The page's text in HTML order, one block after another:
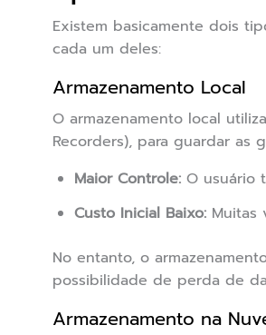
Existem basicamente dois
cada um deles:
Armazenamento Local
O armazenamento local
Recorders), para guardar as
Maior Controle: O usuário
Custo Inicial Baixo: Muitas
No entanto, o
possibilidade de perda de
Armazenamento na